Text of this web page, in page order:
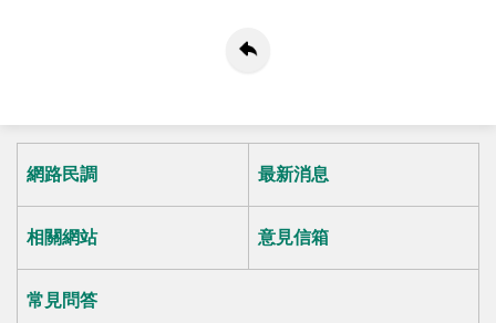
網路民調 最新消息
相關網站 意見信箱
常見問答